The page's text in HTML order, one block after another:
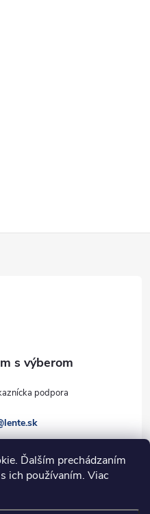
Ďalším prechádzaním
ich používaním. Viac
lente.sk